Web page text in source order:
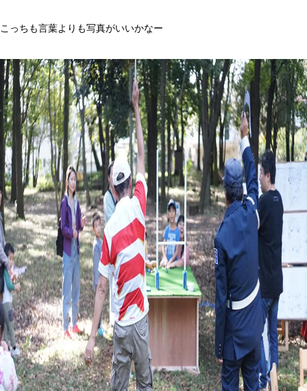
こっちも言葉よりも写真がいいかなー